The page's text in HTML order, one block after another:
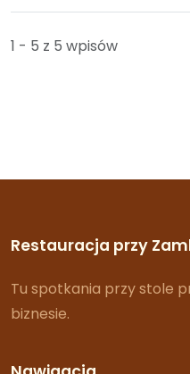
1 - 5 z 5 wpisów
Restauracja przy
Tu spotkania przy stole
biznesie.